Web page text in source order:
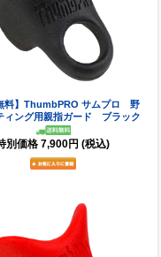
料】ThumbPRO サムプロ 野
ィング用親指ガード ブラック
別価格 7,900円 (税込)